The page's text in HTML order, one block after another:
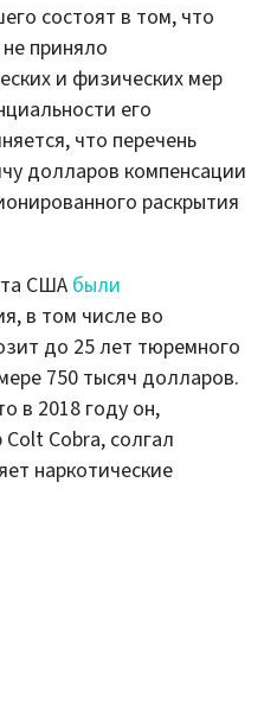
состоят в том, что
приняло
и физических мер
его
что перечень
долларов компенсации
раскрытия
США были
в том числе во
до 25 лет тюремного
750 тысяч долларов.
в 2018 году он,
Cobra, солгал
наркотические